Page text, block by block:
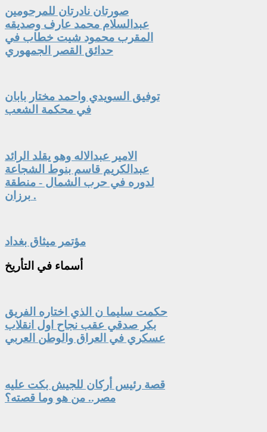
صورتان نادرتان للمرحومين
عبدالسلام محمد عارف وصديقه
المقرب محمود شيت خطاب في
حدائق القصر الجمهوري
توفيق السويدي واحمد مختار بابان
في محكمة الشعب
الامير عبدالاله وهو يقلد الرائد
عبدالكريم قاسم بنوط الشجاعة
لدوره في حرب الشمال - منطقة
برزان .
مؤتمر ميثاق بغداد
أسماء في التأريخ
حكمت سليما ن الذي اختاره الفريق
بكر صدقي عقب نجاح اول انقلاب
عسكري في العراق والوطن العربي
قصة رئيس أركان للجيش بكت عليه
مصر.. من هو وما قصته؟